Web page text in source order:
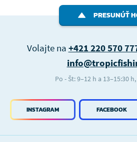
PRESUNÚŤ
INSTAGRAM FACEBOOK
Volajte na +421 220 570
Po - Št: 9–12 h a 13–15:30